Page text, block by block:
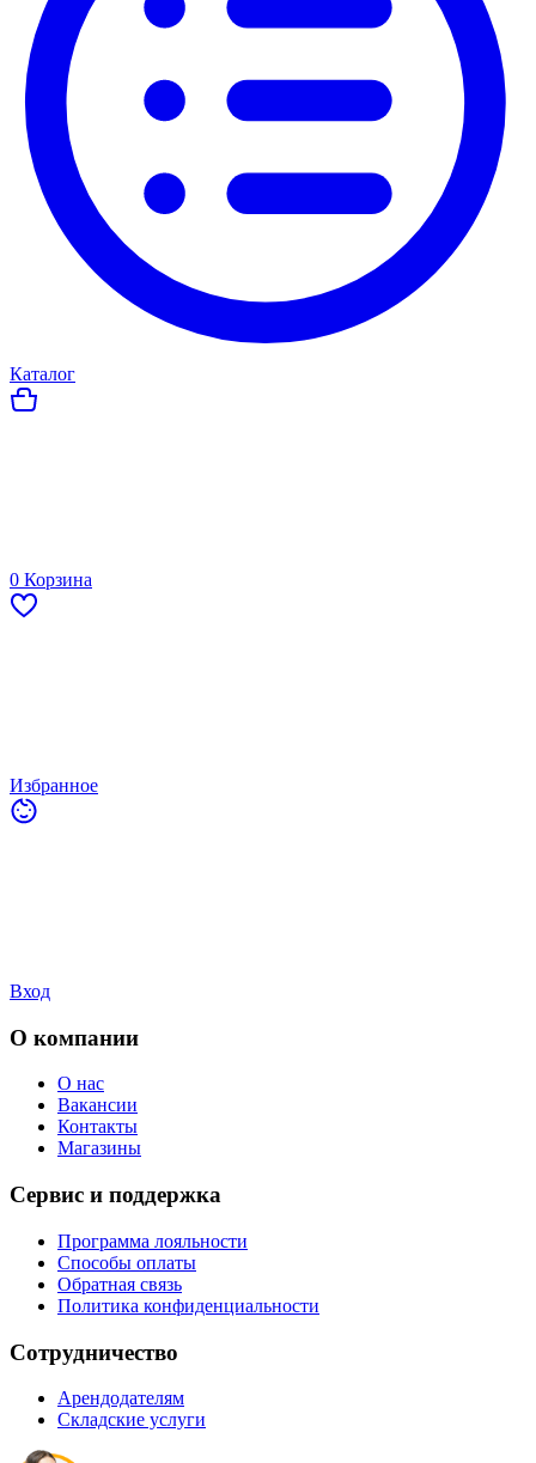
Каталог
0 Корзина
Избранное
Вход
О компании
О нас
Вакансии
Контакты
Магазины
Сервис и поддержка
Программа лояльности
Способы оплаты
Обратная связь
Политика конфиденциальности
Сотрудничество
Арендодателям
Складские услуги